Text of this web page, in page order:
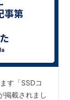
す「SSDコ
掲載されまし